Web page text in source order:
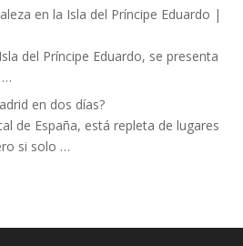
en la Isla del Príncipe Eduardo |
del Príncipe Eduardo, se presenta
…
en dos días?
de España, está repleta de lugares
si solo …